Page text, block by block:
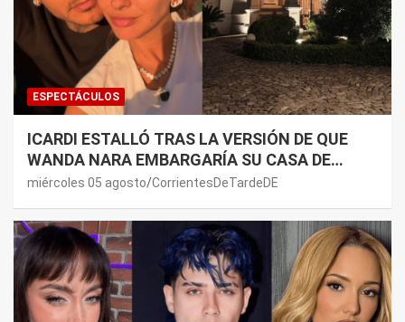
ESPECTÁCULOS
ICARDI ESTALLÓ TRAS LA VERSIÓN DE QUE
WANDA NARA EMBARGARÍA SU CASA DE
NORDELTA: “NECESITAN RASCAR DE ALGÚN
miércoles 05 agosto CorrientesDeTardeDE